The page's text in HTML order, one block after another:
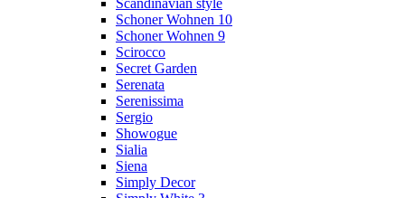
Scandinavian style
Schoner Wohnen 10
Schoner Wohnen 9
Scirocco
Secret Garden
Serenata
Serenissima
Sergio
Showogue
Sialia
Siena
Simply Decor